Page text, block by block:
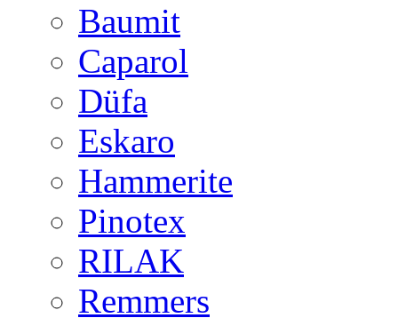
Baumit
Caparol
Düfa
Eskaro
Hammerite
Pinotex
RILAK
Remmers